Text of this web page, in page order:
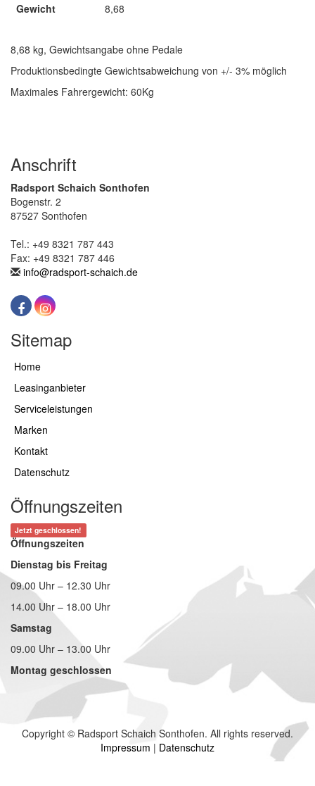
Gewicht
8,68
8,68 kg, Gewichtsangabe ohne Pedale
Produktionsbedingte Gewichtsabweichung von +/- 3% möglich
Maximales Fahrergewicht: 60Kg
Anschrift
Radsport Schaich Sonthofen
Bogenstr. 2
87527 Sonthofen
Tel.: +49 8321 787 443
Fax: +49 8321 787 446
info@radsport-schaich.de
Sitemap
Home
Leasinganbieter
Serviceleistungen
Marken
Kontakt
Datenschutz
Öffnungszeiten
Jetzt geschlossen!
Öffnungszeiten
Dienstag bis Freitag
09.00 Uhr – 12.30 Uhr
14.00 Uhr – 18.00 Uhr
Samstag
09.00 Uhr – 13.00 Uhr
Montag geschlossen
Copyright © Radsport Schaich Sonthofen. All rights reserved.
Impressum | Datenschutz